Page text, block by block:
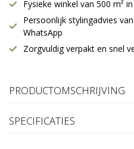
Fysieke winkel van 500 m²
Persoonlijk stylingadvies
WhatsApp
Zorgvuldig verpakt en snel
PRODUCTOMSCHRIJVING
SPECIFICATIES